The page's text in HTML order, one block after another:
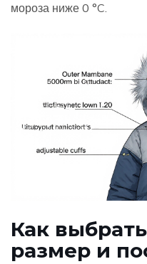
мороза ниже 0 °C.
Как
размер и